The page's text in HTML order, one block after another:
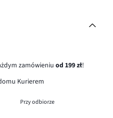
zamówieniu od 199 zł!
Kurierem
Przy odbiorze